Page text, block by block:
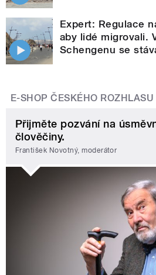
Expert: Regulace
aby lidé migrovali.
Schengenu se
E-SHOP ČESKÉHO ROZHLASU
Přijměte pozvání na
člověčiny.
František Novotný, moderátor